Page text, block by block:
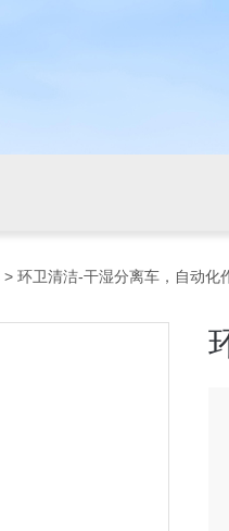
> 环卫清洁-干湿分离车，自动化